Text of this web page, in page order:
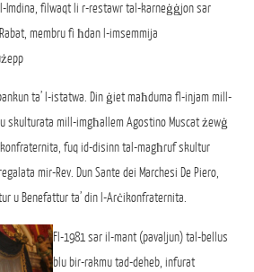
Imdina, filwaqt li r-restawr tal-karneġġjon sar
membru fi ħdan l-imsemmija
ta’ l-istatwa. Din ġiet maħduma fl-injam mill-
skulturata mill-imgħallem Agostino Muscat żewġ
fuq id-disinn tal-magħruf skultur
mir-Rev. Dun Sante dei Marchesi De Piero,
u Benefattur ta’ din l-Arċikonfraternita.
Fl-1981 sar il-mant (pavaljun) tal-bellus
blu bir-rakmu tad-deheb, infurat